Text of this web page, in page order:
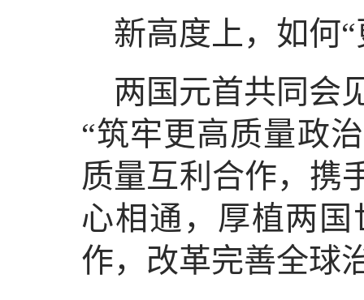
新高度上，如何
两国元首共同会
“筑牢更高质量政
质量互利合作，携
心相通，厚植两
作，改革完善全球